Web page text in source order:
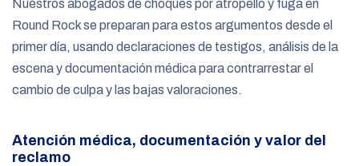
Nuestros abogados de choques por atropello y fuga en
Round Rock se preparan para estos argumentos desde el
primer día, usando declaraciones de testigos, análisis de la
escena y documentación médica para contrarrestar el
cambio de culpa y las bajas valoraciones.
Atención médica, documentación y valor del
reclamo